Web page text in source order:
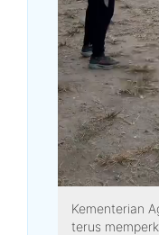
Kementerian
terus